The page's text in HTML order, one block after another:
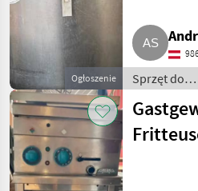
Ogłoszenie
Sprzęt do
sprzedaży
pośredniej
sprzęt do
sprzedaży